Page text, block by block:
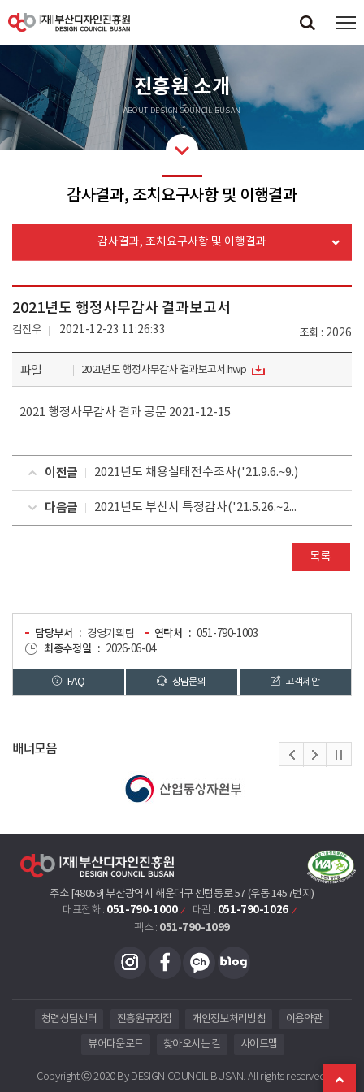
진흥원 소개
ABOUT DESIGN COUNCIL BUSAN
감사결과, 조치요구사항 및 이행결과
감사결과, 조치요구사항 및 이행결과
2021년도 행정사무감사 결과보고서
조회 2026
김진우 2021-12-23 11:26:33
파일 2021년도 행정사무감사 결과보고서.hwp
2021 행정사무감사 결과 공문 2021-12-15
이전글 2021년도 채용실태전수조사('21.9.6.~9.)
다음글 2021년도 부산시 특정감사('21.5.26.~27.)
목록
담당부서 경영기획팀 연락처
051-790-1003
최종수정일
2026-06-04
FAQ 상담문의 고객제안
배너모음
주소 [48059] 부산광역시 해운대구 센텀동로 57 (우동 1457번지)
대표전화 : 051-790-1000 대관 : 051-790-1026
팩스 : 051-790-1099
청렴상담센터 진흥원규정집 개인정보처리방침 이용약관
뷰어다운로드 찾아오시는 길 사이트맵
Copyright ⓒ 2020 By DESIGN COUNCIL BUSAN. All rights reserved.